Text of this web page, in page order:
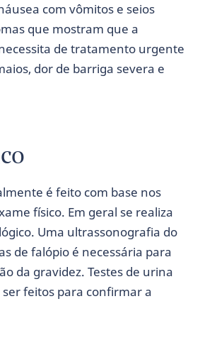
com vômitos e seios
que mostram que a
de tratamento urgente
dor de barriga severa e
é feito com base nos
físico. Em geral se realiza
Uma ultrassonografia do
de falópio é necessária para
da gravidez. Testes de urina
feitos para confirmar a